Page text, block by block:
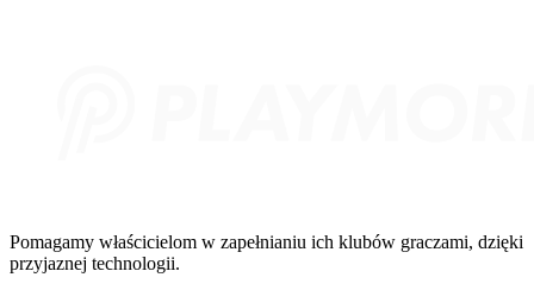
Pomagamy właścicielom w zapełnianiu ich klubów graczami, dzięki
przyjaznej technologii.